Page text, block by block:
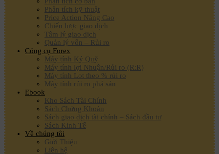
Phân tích kỹ thuật
Price Action Nâng Cao
Chiến lược giao dịch
Tâm lý giao dịch
Quản lý vốn – Rủi ro
Công cụ Forex
Máy tính Ký Quỹ
Máy tính lợi Nhuận/Rủi ro (R:R)
Máy tính Lot theo % rủi ro
Máy tính rủi ro phá sản
Ebook
Kho Sách Tài Chính
Sách Chứng Khoán
Sách giao dịch tài chính – Sách đầu tư
Sách Kinh Tế
Về chúng tôi
Giới Thiệu
Liên hệ